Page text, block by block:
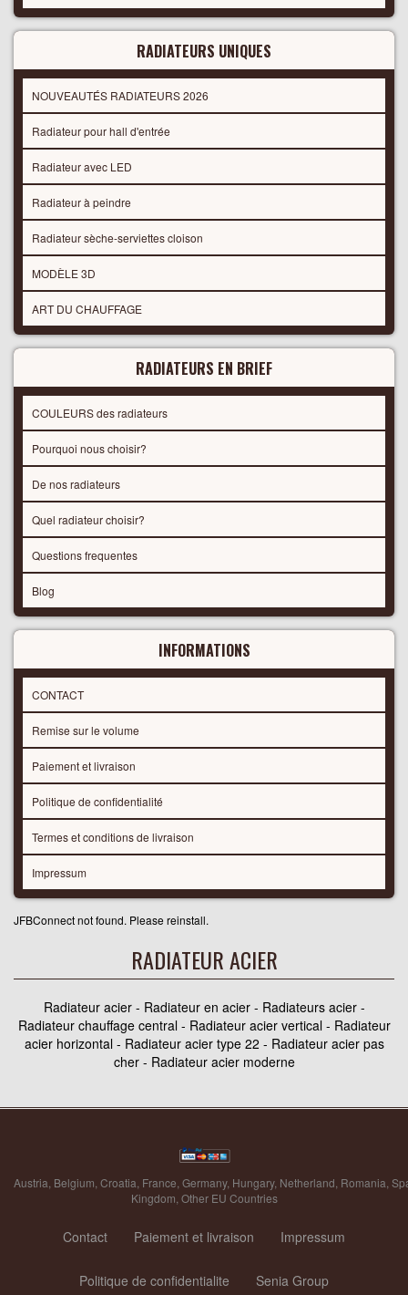
RADIATEURS UNIQUES
NOUVEAUTÉS RADIATEURS 2026
Radiateur pour hall d'entrée
Radiateur avec LED
Radiateur à peindre
Radiateur sèche-serviettes cloison
MODÈLE 3D
ART DU CHAUFFAGE
RADIATEURS EN BRIEF
COULEURS des radiateurs
Pourquoi nous choisir?
De nos radiateurs
Quel radiateur choisir?
Questions frequentes
Blog
INFORMATIONS
CONTACT
Remise sur le volume
Paiement et livraison
Politique de confidentialité
Termes et conditions de livraison
Impressum
JFBConnect not found. Please reinstall.
RADIATEUR ACIER
Radiateur acier - Radiateur en acier - Radiateurs acier -
Radiateur chauffage central - Radiateur acier vertical - Radiateur
acier horizontal - Radiateur acier type 22 - Radiateur acier pas
cher - Radiateur acier moderne
Austria Belgium Croatia France Germany, Hungary, Netherland Romania
Kingdom Other EU Countries
Contact Paiement et livraison Impressum
Politique de confidentialite Senia Group